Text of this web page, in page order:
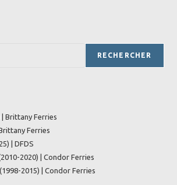
RECHERCHER
Brittany Ferries
Ferries
| DFDS
2020) | Condor Ferries
2015) | Condor Ferries